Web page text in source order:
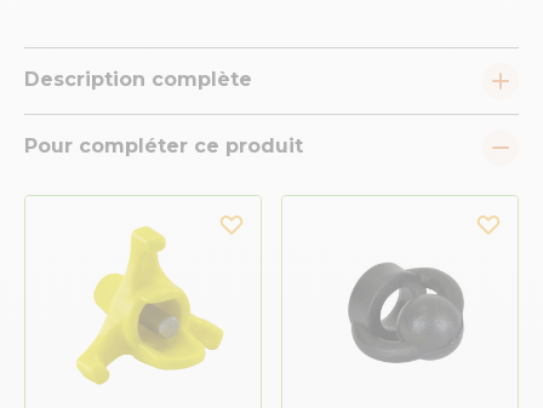
Description complète
Pour compléter ce produit